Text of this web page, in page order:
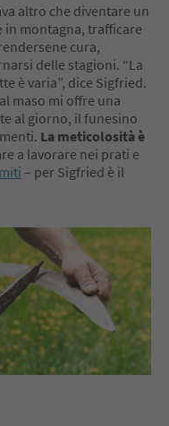
altro che diventare un
in montagna, trafficare
cura,
delle stagioni. “La
è varia”, dice Sigfried.
maso mi offre una
al giorno, il funesino
La meticolosità è
a lavorare nei prati e
– per Sigfried è il